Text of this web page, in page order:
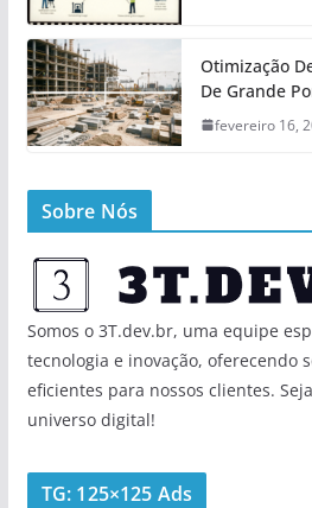
Otimização
De Grande
fevereiro 16,
Sobre Nós
Somos o 3T.dev.br, uma equipe
tecnologia e inovação, oferecendo
eficientes para nossos clientes.
universo digital!
TG: 125×125 Ads